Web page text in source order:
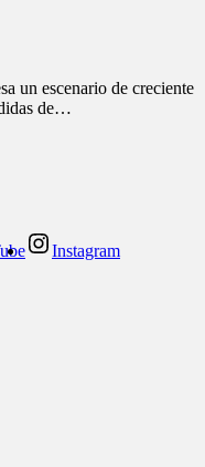
un escenario de creciente
de…
Instagram